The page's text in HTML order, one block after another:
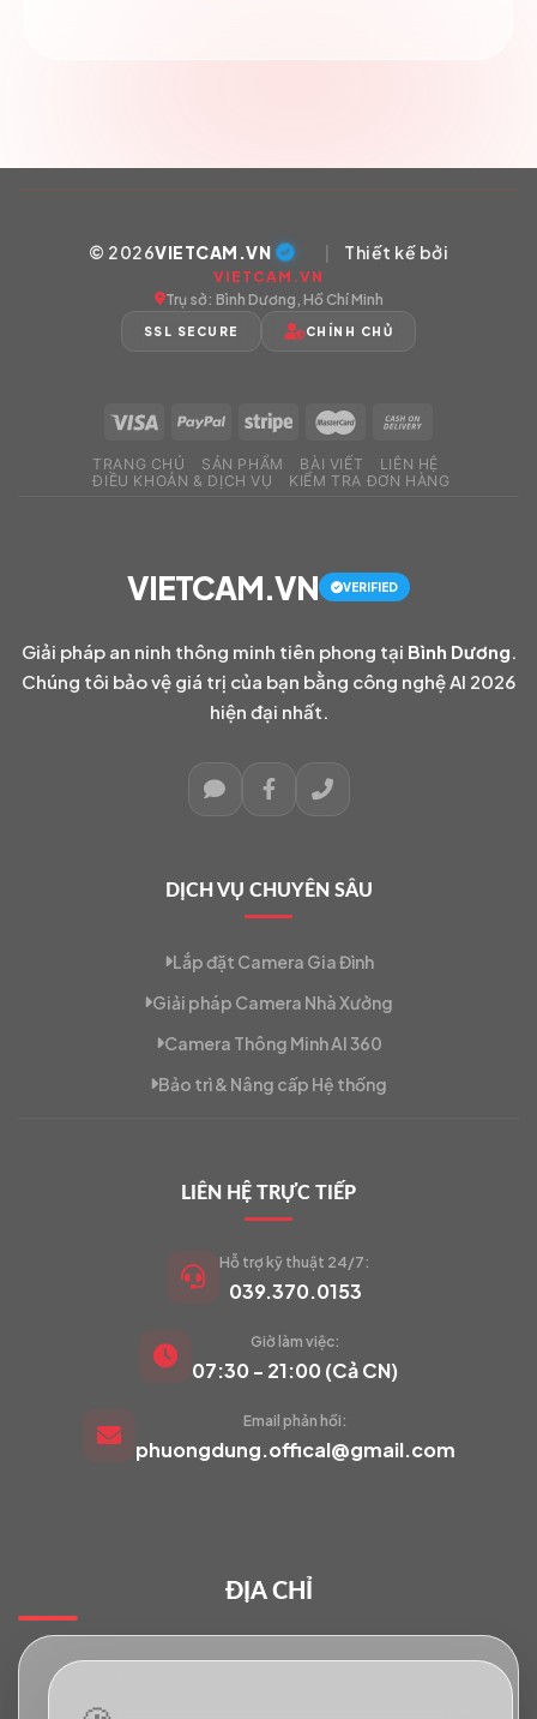
VIETCAM.VN
Đang trực tuyến
© 2026VIETCAM.VN | Thiết kế bởi
VIETCAM.VN
Trụ sở: Bình Dương, Hồ Chí Minh
SSL SECURE CHÍNH CHỦ
TRANG CHỦ SẢN PHẨM BÀI VIẾT
LIÊN HỆ
ĐIỀU KHOẢN & DỊCH VỤ
KIỂM TRA ĐƠN HÀNG
VIETCAM.VN VERIFIED
Giải pháp an ninh thông minh tiên phong tại Bình Dương
Chúng tôi bảo vệ giá trị của bạn bằng công nghệ AI 2026
hiện đại nhất.
DỊCH VỤ CHUYÊN SÂU
Lắp đặt Camera Gia Đình
Giải pháp Camera Nhà Xưởng
Camera Thông Minh AI 360
Bảo trì & Nâng cấp Hệ thống
LIÊN HỆ TRỰC TIẾP
Hỗ trợ kỹ thuật 24/7:
039.370.0153
Giờ làm việc:
07:30 - 21:00 (Cả CN)
Email phản hồi:
phuongdung.offical@gmail.com
ĐỊA CHỈ